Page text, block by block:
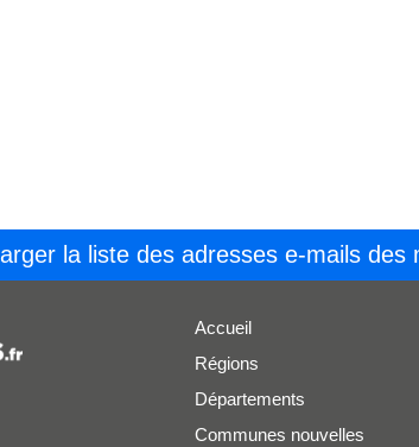
la liste des adresses e-mails des
Accueil
Régions
Départements
Communes nouvelles